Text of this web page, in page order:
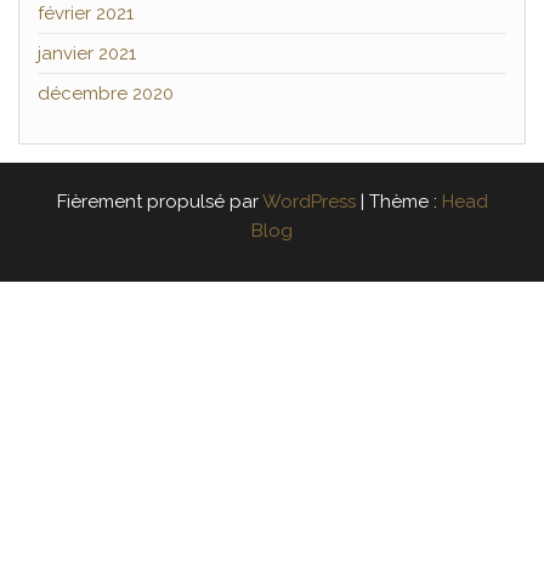
février 2021
janvier 2021
décembre 2020
Fièrement propulsé parWordPress | Thème : Head
Blog